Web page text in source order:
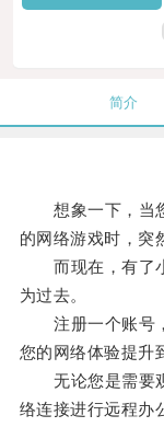
简介
想象一下，当您
的网络游戏时，突
而现在，有了小
为过去。
注册一个账号，
您的网络体验提升
无论您是需要观
络连接进行远程办